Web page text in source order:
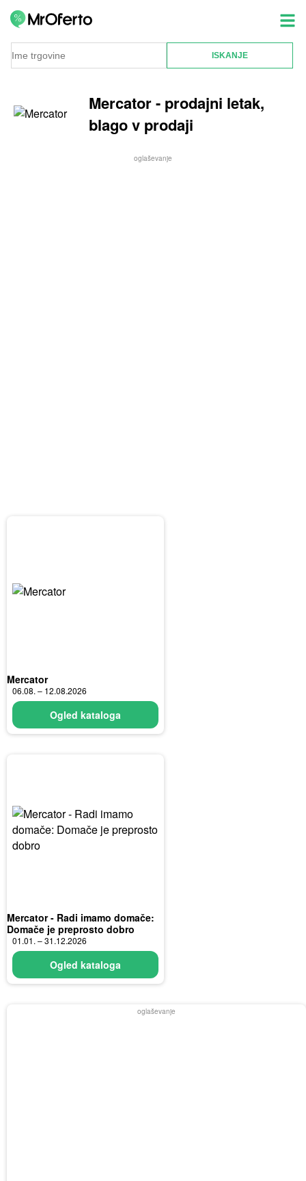
Mercator - prodajni letak,
blago v prodaji
oglaševanje
Mercator
06.08. – 12.08.2026
Ogled kataloga
Mercator - Radi imamo domače:
Domače je preprosto dobro
01.01. – 31.12.2026
Ogled kataloga
oglaševanje